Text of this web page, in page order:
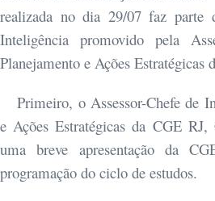
realizada no dia 29/07 faz parte
Inteligência promovido pela
Planejamento e Ações Estratégicas
Primeiro, o Assessor-Chefe de
e Ações Estratégicas da CGE
uma breve apresentação da
programação do ciclo de estudos.